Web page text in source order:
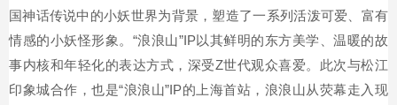
国神话传说中的小妖世界为背景，塑造了一系列活泼可爱、富有
情感的小妖怪形象。“浪浪山”IP以其鲜明的东方美学、温暖的故
事内核和年轻化的表达方式，深受Z世代观众喜爱。此次与松江
印象城合作，也是“浪浪山”IP的上海首站，浪浪山从荧幕走入现